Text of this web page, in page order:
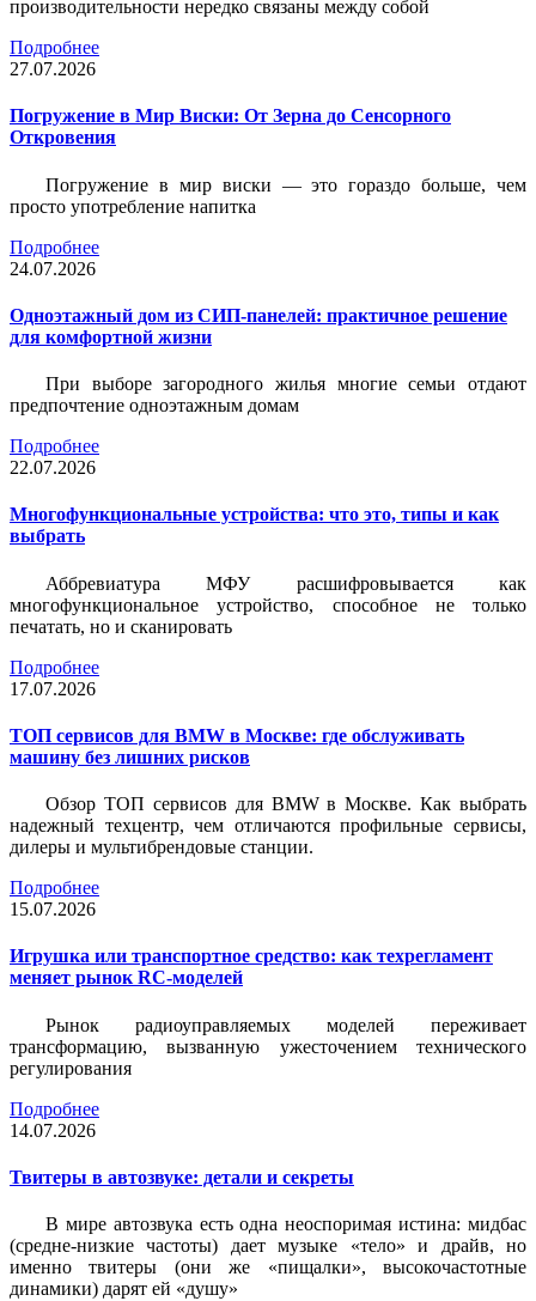
производительности нередко связаны между собой
Подробнее
27.07.2026
Погружение в Мир Виски: От Зерна до Сенсорного
Откровения
Погружение в мир виски — это гораздо больше, чем
просто употребление напитка
Подробнее
24.07.2026
Одноэтажный дом из СИП-панелей: практичное решение
для комфортной жизни
При выборе загородного жилья многие семьи отдают
предпочтение одноэтажным домам
Подробнее
22.07.2026
Многофункциональные устройства: что это, типы и как
выбрать
Аббревиатура МФУ расшифровывается как
многофункциональное устройство, способное не только
печатать, но и сканировать
Подробнее
17.07.2026
ТОП сервисов для BMW в Москве: где обслуживать
машину без лишних рисков
Обзор ТОП сервисов для BMW в Москве. Как выбрать
надежный техцентр, чем отличаются профильные сервисы,
дилеры и мультибрендовые станции.
Подробнее
15.07.2026
Игрушка или транспортное средство: как техрегламент
меняет рынок RC-моделей
Рынок радиоуправляемых моделей переживает
трансформацию, вызванную ужесточением технического
регулирования
Подробнее
14.07.2026
Твитеры в автозвуке: детали и секреты
В мире автозвука есть одна неоспоримая истина: мидбас
(средне-низкие частоты) дает музыке «тело» и драйв, но
именно твитеры (они же «пищалки», высокочастотные
динамики) дарят ей «душу»